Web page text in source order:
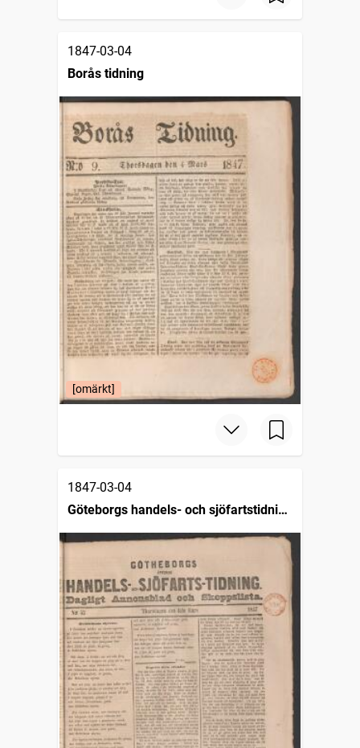
1847-03-04
Borås tidning
[omärkt]
1847-03-04
Göteborgs handels- och sjöfartstidning
(1832)